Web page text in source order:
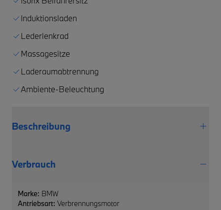
Induktionsladen
Lederlenkrad
Massagesitze
Laderaumabtrennung
Ambiente-Beleuchtung
Beschreibung
Verbrauch
Marke: BMW
Antriebsart: Verbrennungsmotor